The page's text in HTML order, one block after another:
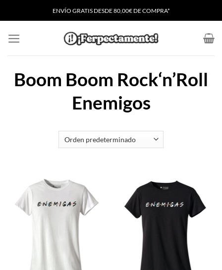
ENVÍO GRATIS DESDE 80,00€ DE COMPRA*
Boom Boom Rock‘n’Roll
Enemigos